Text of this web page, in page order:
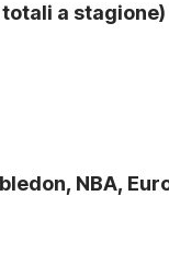
totali a stagione)
NBA,